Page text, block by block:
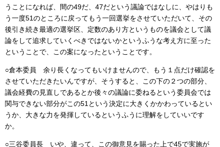
うことになれば、間の49だ、47だという議論ではなしに、やはりも
う一度51のところに戻ってもう一回選挙をさせていただいて、その
後引き続き最適の選挙区、定数のあり方というものを議会として議
論をして追求していくべきではないかというふうな考え方に至った
ということで、この案になったということです。
○倉本委員 余り長くなってもいけませんので、もう１点だけ確認を
させていただきたいんですが、そうすると、この下の２つの部分、
議会経費の見直しであるとか後々の議論に委ねるという委員会では
関与できない部分がこの51という決定に大きくかかわっているとい
うか、大きな力を発揮しているというふうに理解をしていいです
か。
○三谷委員長 いや、違って、この御意見を賜った上で45で実施が